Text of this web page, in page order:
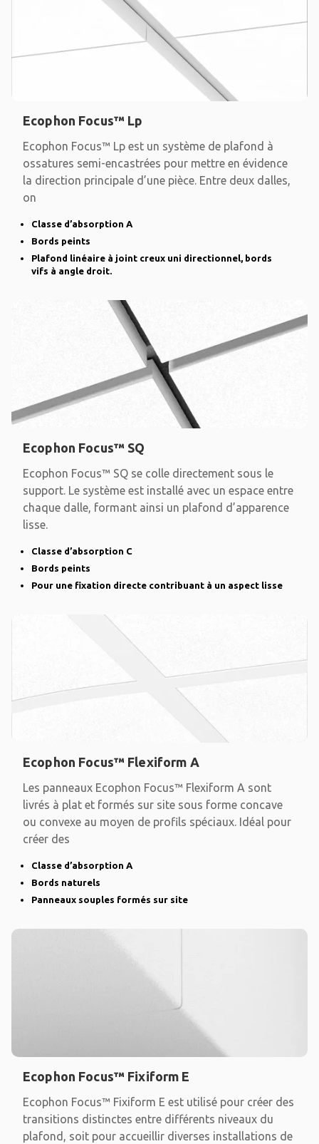
Ecophon Focus™ Lp
Ecophon Focus™ Lp est un système de plafond à
ossatures semi-encastrées pour mettre en évidence
la direction principale d’une pièce. Entre deux dalles,
on
Classe d’absorption A
Bords peints
Plafond linéaire à joint creux uni directionnel, bords
vifs à angle droit.
Ecophon Focus™ SQ
Ecophon Focus™ SQ se colle directement sous le
support. Le système est installé avec un espace entre
chaque dalle, formant ainsi un plafond d’apparence
lisse.
Classe d’absorption C
Bords peints
Pour une fixation directe contribuant à un aspect lisse
Ecophon Focus™ Flexiform A
Les panneaux Ecophon Focus™ Flexiform A sont
livrés à plat et formés sur site sous forme concave
ou convexe au moyen de profils spéciaux. Idéal pour
créer des
Classe d’absorption A
Bords naturels
Panneaux souples formés sur site
Ecophon Focus™ Fixiform E
Ecophon Focus™ Fixiform E est utilisé pour créer des
transitions distinctes entre différents niveaux du
plafond, soit pour accueillir diverses installations de